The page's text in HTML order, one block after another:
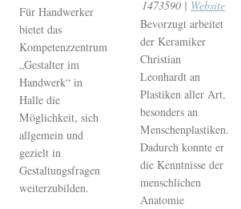
Für Handwerker
bietet das
Kompetenzzentrum
„Gestalter im
Handwerk“ in
Halle die
Möglichkeit, sich
allgemein und
gezielt in
Gestaltungsfragen
weiterzubilden.
1473590 | Website
Bevorzugt arbeitet
der Keramiker
Christian
Leonhardt an
Plastiken aller Art,
besonders an
Menschenplastiken.
Dadurch konnte er
die Kenntnisse der
menschlichen
Anatomie